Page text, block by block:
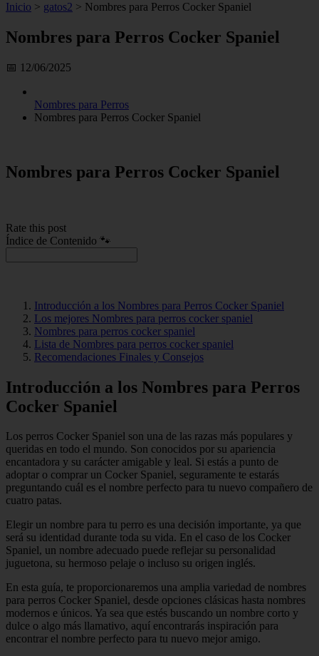
Inicio > gatos2 > Nombres para Perros Cocker Spaniel
Nombres para Perros Cocker Spaniel
📅 12/06/2025
Nombres para Perros
Nombres para Perros Cocker Spaniel
Nombres para Perros Cocker Spaniel
Rate this post
Índice de Contenido 🐾
Introducción a los Nombres para Perros Cocker Spaniel
Los mejores Nombres para perros cocker spaniel
Nombres para perros cocker spaniel
Lista de Nombres para perros cocker spaniel
Recomendaciones Finales y Consejos
Introducción a los Nombres para Perros
Cocker Spaniel
Los perros Cocker Spaniel son una de las razas más populares y
queridas en todo el mundo. Son conocidos por su apariencia
encantadora y su carácter amigable y leal. Si estás a punto de
adoptar o comprar un Cocker Spaniel, seguramente te estarás
preguntando cuál es el nombre perfecto para tu nuevo compañero de
cuatro patas.
Elegir un nombre para tu perro es una decisión importante, ya que
será su identidad durante toda su vida. En el caso de los Cocker
Spaniel, un nombre adecuado puede reflejar su personalidad
juguetona, su hermoso pelaje o incluso su origen inglés.
En esta guía, te proporcionaremos una amplia variedad de nombres
para perros Cocker Spaniel, desde opciones clásicas hasta nombres
modernos e únicos. Ya sea que estés buscando un nombre corto y
dulce o algo más llamativo, aquí encontrarás inspiración para
encontrar el nombre perfecto para tu nuevo mejor amigo.